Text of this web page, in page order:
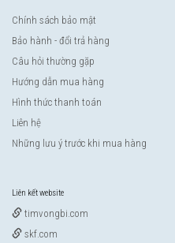
Chính sách bảo mật
Bảo hành - đổi trả hàng
Câu hỏi thường gặp
Hướng dẫn mua hàng
Hình thức thanh toán
Liên hệ
Những lưu ý trước khi mua hàng
Liên kết website
timvongbi.com
skf.com